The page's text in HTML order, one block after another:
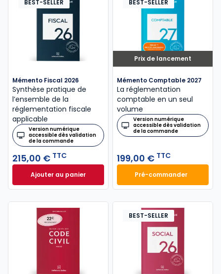
BEST-SELLER
Mémento Fiscal 2026
Synthèse pratique de
l’ensemble de la
réglementation fiscale
applicable
Version numérique
accessible dès validation
de la commande
215,00 € TTC
Ajouter au panierMémento Fiscal 2026 à 215,00 € TTC
Prix de lancement
BEST-SELLER
Mémento Comptable 2027
La réglementation
comptable en un seul
volume
Version numérique
accessible dès validation
de la commande
199,00 € TTC
Pré-commander
Mémento
BEST-SELLER